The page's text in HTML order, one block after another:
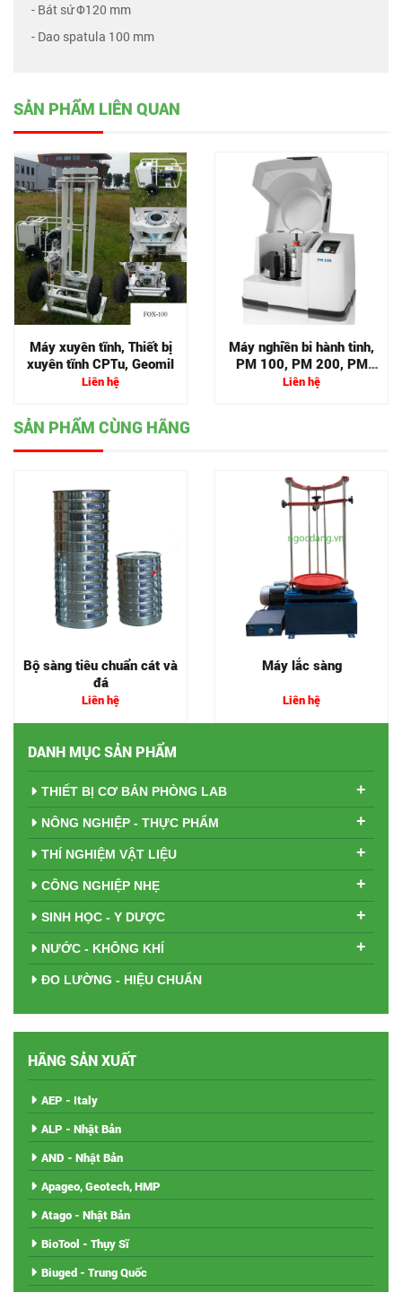
- Bát sứ Φ120 mm
- Dao spatula 100 mm
SẢN PHẨM LIÊN QUAN
Máy xuyên tĩnh, Thiết bị
xuyên tĩnh CPTu, Geomil
Liên hệ
Máy nghiền bi hành tinh,
PM 100, PM 200, PM
400
Liên hệ
SẢN PHẨM CÙNG HÃNG
Bộ sàng tiêu chuẩn cát và
đá
Liên hệ
Máy lắc sàng
Liên hệ
DANH MỤC SẢN PHẨM
THIẾT BỊ CƠ BẢN PHÒNG LAB +
NÔNG NGHIỆP - THỰC PHẨM +
THÍ NGHIỆM VẬT LIỆU +
CÔNG NGHIỆP NHẸ +
SINH HỌC - Y DƯỢC +
NƯỚC - KHÔNG KHÍ +
ĐO LƯỜNG - HIỆU CHUẨN
HÃNG SẢN XUẤT
AEP - Italy
ALP - Nhật Bản
AND - Nhật Bản
Apageo, Geotech, HMP
Atago - Nhật Bản
BioTool - Thụy Sĩ
Biuged - Trung Quốc